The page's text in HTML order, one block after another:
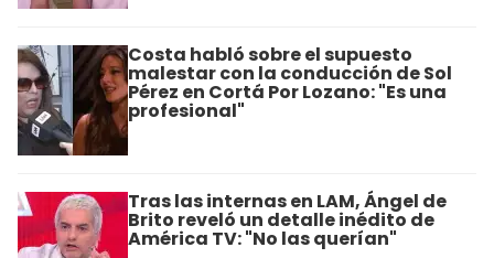
Costa habló sobre el supuesto
malestar con la conducción de Sol
Pérez en Cortá Por Lozano: "Es una
profesional"
Tras las internas en LAM, Ángel de
Brito reveló un detalle inédito de
América TV: "No las querían"